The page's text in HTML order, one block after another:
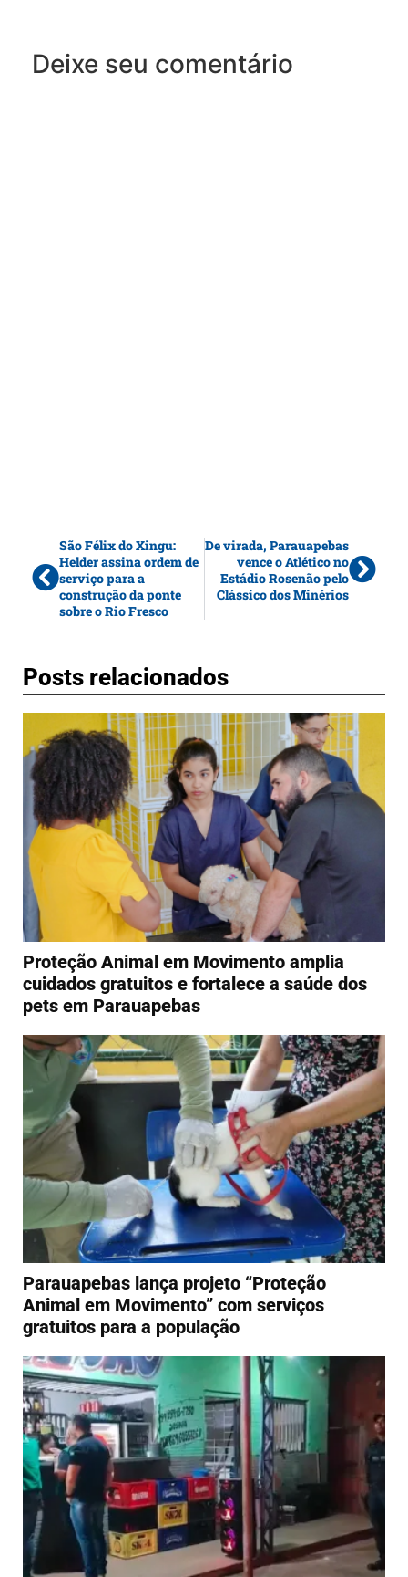
Deixe seu comentário
São Félix do Xingu:
Helder assina ordem de
serviço para a
construção da ponte
sobre o Rio Fresco
De virada, Parauapebas
vence o Atlético no
Estádio Rosenão pelo
Clássico dos Minérios
Posts relacionados
Proteção Animal em Movimento amplia
cuidados gratuitos e fortalece a saúde dos
pets em Parauapebas
Parauapebas lança projeto “Proteção
Animal em Movimento” com serviços
gratuitos para a população